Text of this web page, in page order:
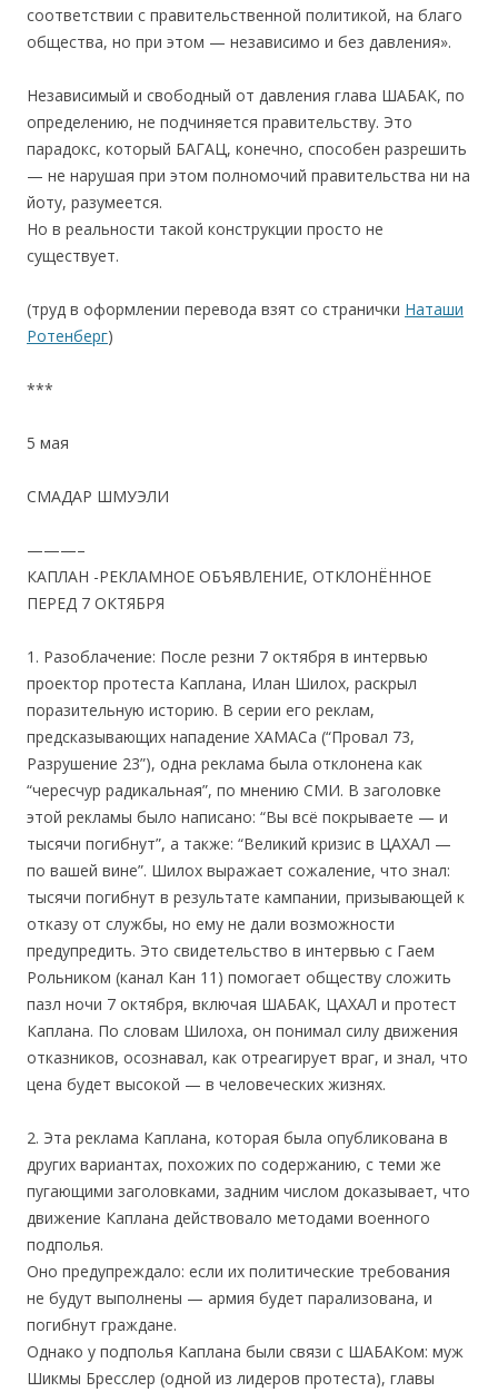
соответствии с правительственной политикой, на благо
общества, но при этом — независимо и без давления».
Независимый и свободный от давления глава ШАБАК, по
определению, не подчиняется правительству. Это
парадокс, который БАГАЦ, конечно, способен разрешить
— не нарушая при этом полномочий правительства ни на
йоту, разумеется.
Но в реальности такой конструкции просто не
существует.
(труд в оформлении перевода взят со странички Наташи
Ротенберг)
***
5 мая
СМАДАР ШМУЭЛИ
———–
КАПЛАН -РЕКЛАМНОЕ ОБЪЯВЛЕНИЕ, ОТКЛОНЁННОЕ
ПЕРЕД 7 ОКТЯБРЯ
1. Разоблачение: После резни 7 октября в интервью
проектор протеста Каплана, Илан Шилох, раскрыл
поразительную историю. В серии его реклам,
предсказывающих нападение ХАМАСа (“Провал 73,
Разрушение 23”), одна реклама была отклонена как
“чересчур радикальная”, по мнению СМИ. В заголовке
этой рекламы было написано: “Вы всё покрываете — и
тысячи погибнут”, а также: “Великий кризис в ЦАХАЛ —
по вашей вине”. Шилох выражает сожаление, что знал:
тысячи погибнут в результате кампании, призывающей к
отказу от службы, но ему не дали возможности
предупредить. Это свидетельство в интервью с Гаем
Рольником (канал Кан 11) помогает обществу сложить
пазл ночи 7 октября, включая ШАБАК, ЦАХАЛ и протест
Каплана. По словам Шилоха, он понимал силу движения
отказников, осознавал, как отреагирует враг, и знал, что
цена будет высокой — в человеческих жизнях.
2. Эта реклама Каплана, которая была опубликована в
других вариантах, похожих по содержанию, с теми же
пугающими заголовками, задним числом доказывает, что
движение Каплана действовало методами военного
подполья.
Оно предупреждало: если их политические требования
не будут выполнены — армия будет парализована, и
погибнут граждане.
Однако у подполья Каплана были связи с ШАБАКом: муж
Шикмы Бресслер (одной из лидеров протеста), главы